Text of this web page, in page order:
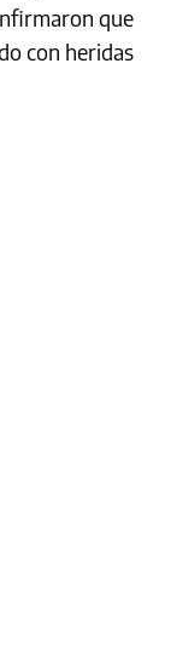
que
con heridas